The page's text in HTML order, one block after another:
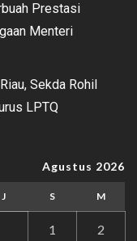
Prestasi
Menteri
Sekda Rohil
LPTQ
Agustus 2026
J S M
1 2